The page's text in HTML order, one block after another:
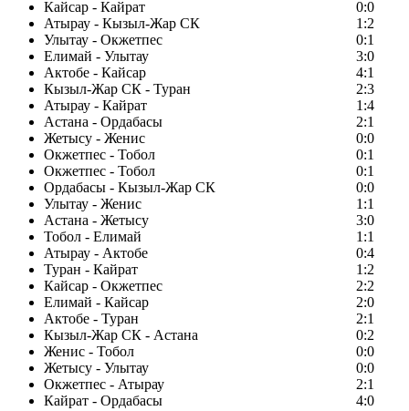
Кайсар - Кайрат
0:0
Атырау - Кызыл-Жар СК
1:2
Улытау - Окжетпес
0:1
Елимай - Улытау
3:0
Актобе - Кайсар
4:1
Кызыл-Жар СК - Туран
2:3
Атырау - Кайрат
1:4
Астана - Ордабасы
2:1
Жетысу - Женис
0:0
Окжетпес - Тобол
0:1
Окжетпес - Тобол
0:1
Ордабасы - Кызыл-Жар СК
0:0
Улытау - Женис
1:1
Астана - Жетысу
3:0
Тобол - Елимай
1:1
Атырау - Актобе
0:4
Туран - Кайрат
1:2
Кайсар - Окжетпес
2:2
Елимай - Кайсар
2:0
Актобе - Туран
2:1
Кызыл-Жар СК - Астана
0:2
Женис - Тобол
0:0
Жетысу - Улытау
0:0
Окжетпес - Атырау
2:1
Кайрат - Ордабасы
4:0